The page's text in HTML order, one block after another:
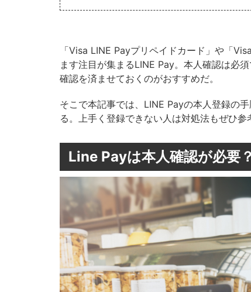
「Visa LINE Payプリペイドカード」や「
ます注目が集まるLINE Pay。本人確認は必
確認を済ませておくのがおすすめだ。
そこで本記事では、LINE Payの本人登録の
る。上手く登録できない人は対処法もぜひ参
Line Payは本人確認が必要